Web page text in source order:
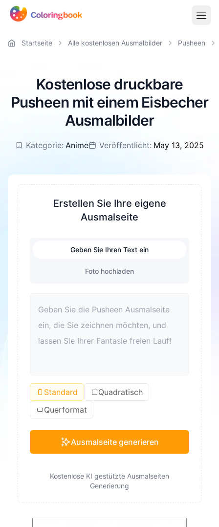
Startseite Alle kostenlosen Ausmalbilder Pusheen
Kostenlose druckbare
Pusheen mit einem Eisbecher
Ausmalbilder
Kategorie: Anime Veröffentlicht: May 13, 2025
Erstellen Sie Ihre eigene
Ausmalseite
Geben Sie Ihren Text ein
Foto hochladen
Standard
Quadratisch
Querformat
Ausmalseite generieren
Kostenlose KI gestützte Ausmalseiten
Generierung